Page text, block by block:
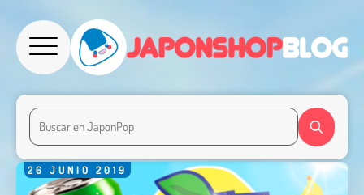
26 JUNIO 2019